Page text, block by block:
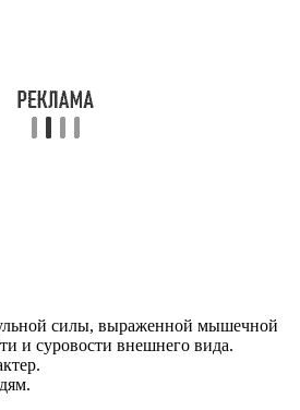
силы, выраженной мышечной
и суровости внешнего вида.